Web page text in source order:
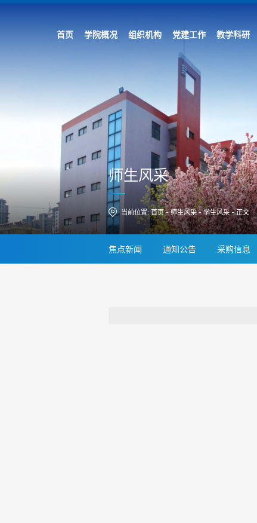
首页 学院概况 组织机构 党建工作 教学科研
师生风采
当前位置:首页-师生风采-学生风采-正文
焦点新闻 通知公告 采购信息